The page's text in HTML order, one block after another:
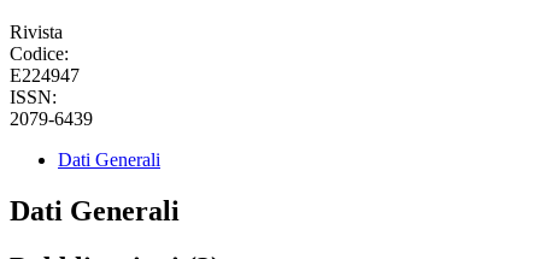
Rivista
Codice:
E224947
ISSN:
2079-6439
Dati Generali
Dati Generali